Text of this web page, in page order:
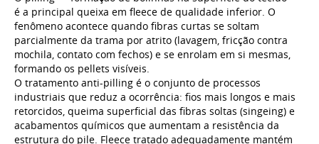
é a principal queixa em fleece de qualidade inferior. O
fenômeno acontece quando fibras curtas se soltam
parcialmente da trama por atrito (lavagem, fricção contra
mochila, contato com fechos) e se enrolam em si mesmas,
formando os pellets visíveis.
O tratamento anti-pilling é o conjunto de processos
industriais que reduz a ocorrência: fios mais longos e mais
retorcidos, queima superficial das fibras soltas (singeing) e
acabamentos químicos que aumentam a resistência da
estrutura do pile. Fleece tratado adequadamente mantém